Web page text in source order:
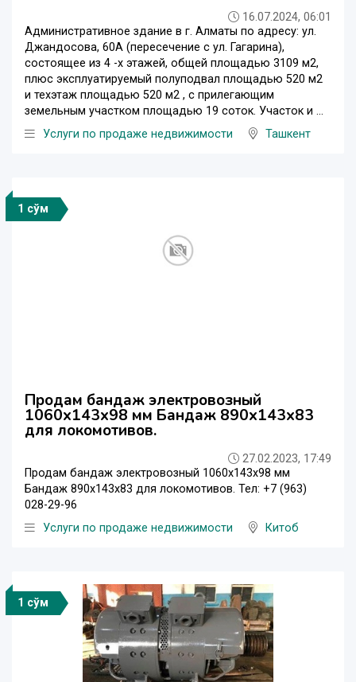
16.07.2024, 06:01
Административное здание в г. Алматы по адресу: ул.
Джандосова, 60А (пересечение с ул. Гагарина),
состоящее из 4 -х этажей, общей площадью 3109 м2,
плюс эксплуатируемый полуподвал площадью 520 м2
и техэтаж площадью 520 м2 , с прилегающим
земельным участком площадью 19 соток. Участок и ...
Услуги по продаже недвижимости
Ташкент
1 сўм
Продам бандаж электровозный
1060х143х98 мм Бандаж 890х143х83
для локомотивов.
27.02.2023, 17:49
Продам бандаж электровозный 1060х143х98 мм
Бандаж 890х143х83 для локомотивов. Тел: +7 (963)
028-29-96
Услуги по продаже недвижимости
Китоб
1 сўм